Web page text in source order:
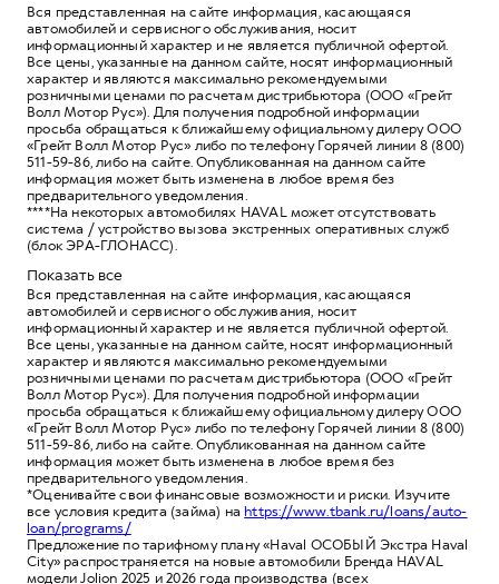
Вся представленная на сайте информация, касающаяся
автомобилей и сервисного обслуживания, носит
информационный характер и не является публичной офертой.
Все цены, указанные на данном сайте, носят информационный
характер и являются максимально рекомендуемыми
розничными ценами по расчетам дистрибьютора (ООО «Грейт
Волл Мотор Рус»). Для получения подробной информации
просьба обращаться к ближайшему официальному дилеру ООО
«Грейт Волл Мотор Рус» либо по телефону Горячей линии 8 (800)
511-59-86, либо на сайте. Опубликованная на данном сайте
информация может быть изменена в любое время без
предварительного уведомления.
****На некоторых автомобилях HAVAL может отсутствовать
система / устройство вызова экстренных оперативных служб
(блок ЭРА-ГЛОНАСС).
Показать все
Вся представленная на сайте информация, касающаяся
автомобилей и сервисного обслуживания, носит
информационный характер и не является публичной офертой.
Все цены, указанные на данном сайте, носят информационный
характер и являются максимально рекомендуемыми
розничными ценами по расчетам дистрибьютора (ООО «Грейт
Волл Мотор Рус»). Для получения подробной информации
просьба обращаться к ближайшему официальному дилеру ООО
«Грейт Волл Мотор Рус» либо по телефону Горячей линии 8 (800)
511-59-86, либо на сайте. Опубликованная на данном сайте
информация может быть изменена в любое время без
предварительного уведомления.
*Оценивайте свои финансовые возможности и риски. Изучите
все условия кредита (займа) наhttps://www.tbank.ru/loans/auto-
loan/programs/
Предложение по тарифному плану «Haval ОСОБЫЙ Экстра Haval
City» распространяется на новые автомобили Бренда HAVAL
модели Jolion 2025 и 2026 года производства (всех